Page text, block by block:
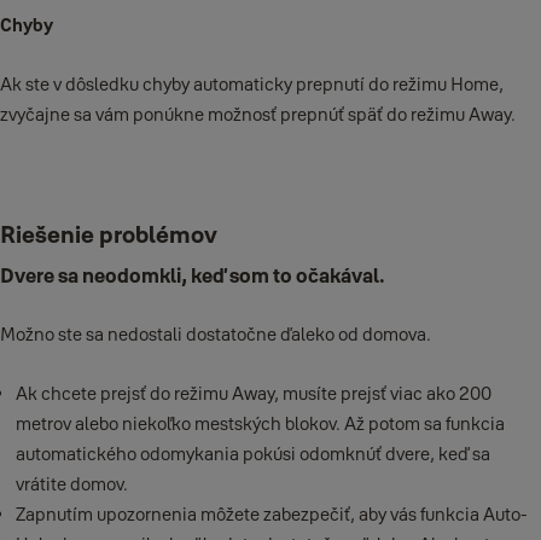
Chyby
Ak ste v dôsledku chyby automaticky prepnutí do režimu Home,
zvyčajne sa vám ponúkne možnosť prepnúť späť do režimu Away.
Riešenie problémov
Dvere sa neodomkli, keď som to očakával.
Možno ste sa nedostali dostatočne ďaleko od domova.
Ak chcete prejsť do režimu Away, musíte prejsť viac ako 200
metrov alebo niekoľko mestských blokov. Až potom sa funkcia
automatického odomykania pokúsi odomknúť dvere, keď sa
vrátite domov.
Zapnutím upozornenia môžete zabezpečiť, aby vás funkcia Auto-